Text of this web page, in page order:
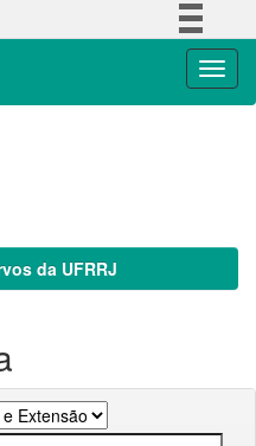
da UFRRJ